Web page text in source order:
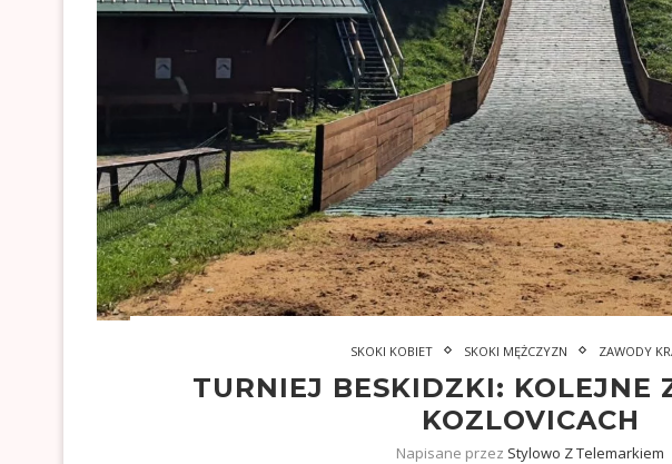
SKOKI KOBIET SKOKI MĘŻCZYZN ZAWODY
TURNIEJ BESKIDZKI: KOLEJNE
KOZLOVICACH
Napisane przez Stylowo Z Telemarkiem